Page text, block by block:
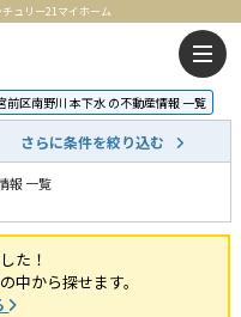
ュリー21マイホーム
前区南野川 本下水 の不動産情報 一覧
さらに条件を絞り込む
報 一覧
た！
中から探せます。